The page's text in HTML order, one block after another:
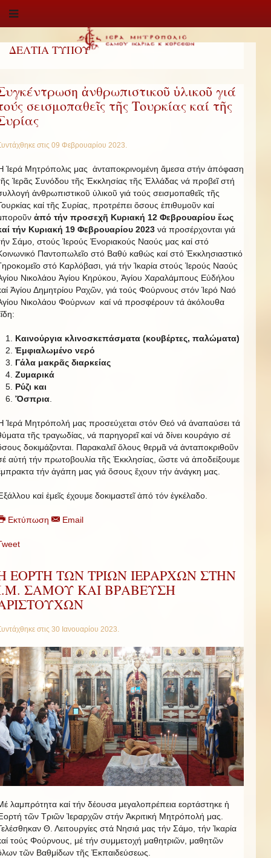
ΔΕΛΤΙΑ ΤΥΠΟΥ
ἀνθρωπιστικοῦ ὑλικοῦ γιά
σεισμοπαθεῖς τῆς Τουρκίας καί τῆς
στις 09 Φεβρουαρίου 2023.
Ἱερά Μητρόπολις μας ἀνταποκρινομένη ἄμεσα στήν ἀπόφαση
Ἱερᾶς Συνόδου τῆς Ἐκκλησίας τῆς Ἑλλάδας νά προβεῖ στή
ἀνθρωπιστικοῦ ὑλικοῦ γιά τούς σεισμοπαθεῖς τῆς
καί τῆς Συρίας, προτρέπει ὅσους ἐπιθυμοῦν καί
ἀπό τήν προσεχῆ Κυριακή 12 Φεβρουαρίου ἕως
τήν Κυριακή 19 Φεβρουαρίου 2023 νά προσέρχονται γιά
Σάμο, στούς Ἱερούς Ἐνοριακούς Ναούς μας καί στό
Παντοπωλεῖο στό Βαθύ καθώς καί στό Ἐκκλησιαστικό
στό Καρλόβασι, γιά τήν Ἰκαρία στούς Ἱερούς Ναούς
Νικολάου Ἁγίου Κηρύκου, Ἁγίου Χαραλάμπους Εὐδήλου
Ἁγίου Δημητρίου Ραχῶν, γιά τούς Φούρνους στόν Ἱερό Ναό
Νικολάου Φούρνων καί νά προσφέρουν τά ἀκόλουθα
Καινούργια κλινοσκεπάσματα (κουβέρτες, παλώματα)
Ἐμφιαλωμένο νερό
Γάλα μακρᾶς διαρκείας
Ζυμαρικά
Ρύζι και
Ὄσπρια
Ἱερά Μητρόπολή μας προσεύχεται στόν Θεό νά ἀναπαύσει τά
τῆς τραγωδίας, νά παρηγορεῖ καί νά δίνει κουράγιο σέ
δοκιμάζονται. Παρακαλεῖ ὅλους θερμᾶ νά ἀνταποκριθοῦν
αὐτή τήν πρωτοβουλία τῆς Ἐκκλησίας, ὥστε νά ἀποδείξουμε
τήν ἀγάπη μας γιά ὅσους ἔχουν τήν ἀνάγκη μας.
καἰ ἐμεῖς έχουμε δοκιμαστεῖ ἀπό τόν ἐγκέλαδο.
Εκτύπωση Email
ΕΟΡΤΗ ΤΩΝ ΤΡΙΩΝ ΙΕΡΑΡΧΩΝ ΣΤΗΝ
ΣΑΜΟΥ ΚΑΙ ΒΡΑΒΕΥΣΗ
στις 30 Ιανουαρίου 2023.
λαμπρότητα καί τήν δέουσα μεγαλοπρέπεια εορτάστηκε ἡ
τῶν Τριῶν Ἰεραρχῶν στήν Ἀκριτική Μητρόπολή μας.
Θ. Λειτουργίες στά Νησιά μας τήν Σάμο, τήν Ἰκαρία
τούς Φούρνους, μέ τήν συμμετοχή μαθητριῶν, μαθητῶν
τῶν Βαθμίδων τῆς Ἐκπαιδεύσεως.